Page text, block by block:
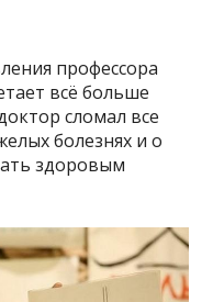
профессора
всё больше
сломал все
болезнях и о
здоровым